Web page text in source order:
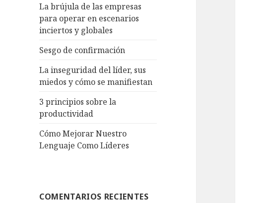
La brújula de las empresas
para operar en escenarios
inciertos y globales
Sesgo de confirmación
La inseguridad del líder, sus
miedos y cómo se manifiestan
3 principios sobre la
productividad
Cómo Mejorar Nuestro
Lenguaje Como Líderes
COMENTARIOS RECIENTES